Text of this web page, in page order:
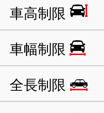
車高制限
車幅制限
全長制限